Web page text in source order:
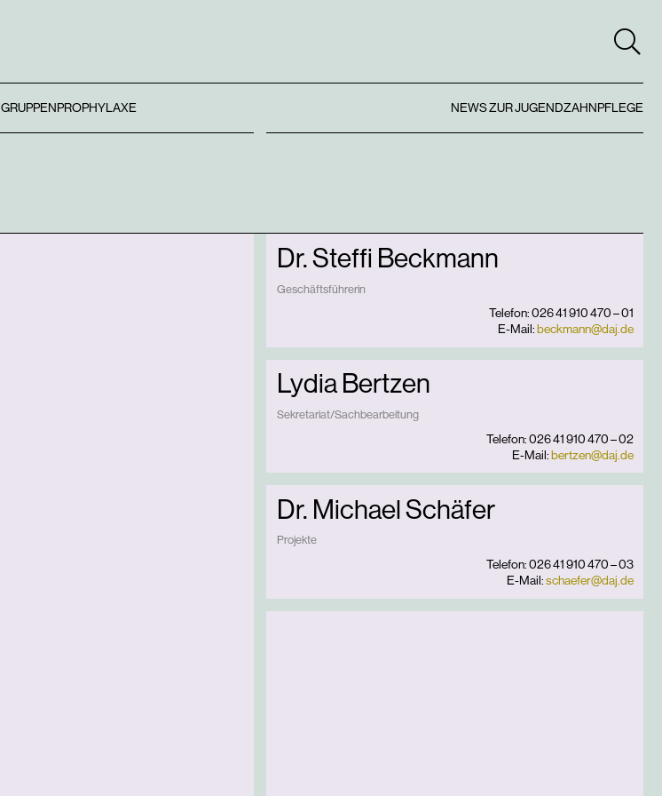
GRUPPENPROPHYLAXE NEWS ZUR JUGENDZAHNPFLEGE
Dr. Steffi Beckmann
Geschäftsführerin
Telefon: 026 41 910 470 – 01
E-Mail:beckmann@daj.de
Lydia Bertzen
Sekretariat/Sachbearbeitung
Telefon: 026 41 910 470 – 02
E-Mail:bertzen@daj.de
Dr. Michael Schäfer
Projekte
Telefon: 026 41 910 470 – 03
E-Mail:schaefer@daj.de